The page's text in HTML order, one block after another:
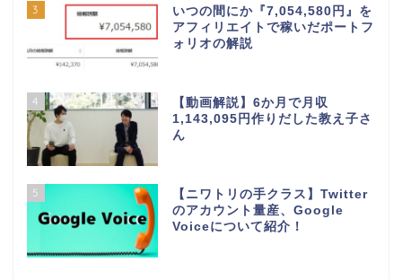
3
いつの間にか『7,054,580円』を
アフィリエイトで稼いだポートフ
ォリオの解説
4
【動画解説】6か月で月収
1,143,095円作りだした教え子さ
ん
5
【ニワトリの手クラス】Twitter
のアカウント量産、Google
Voiceについて紹介！